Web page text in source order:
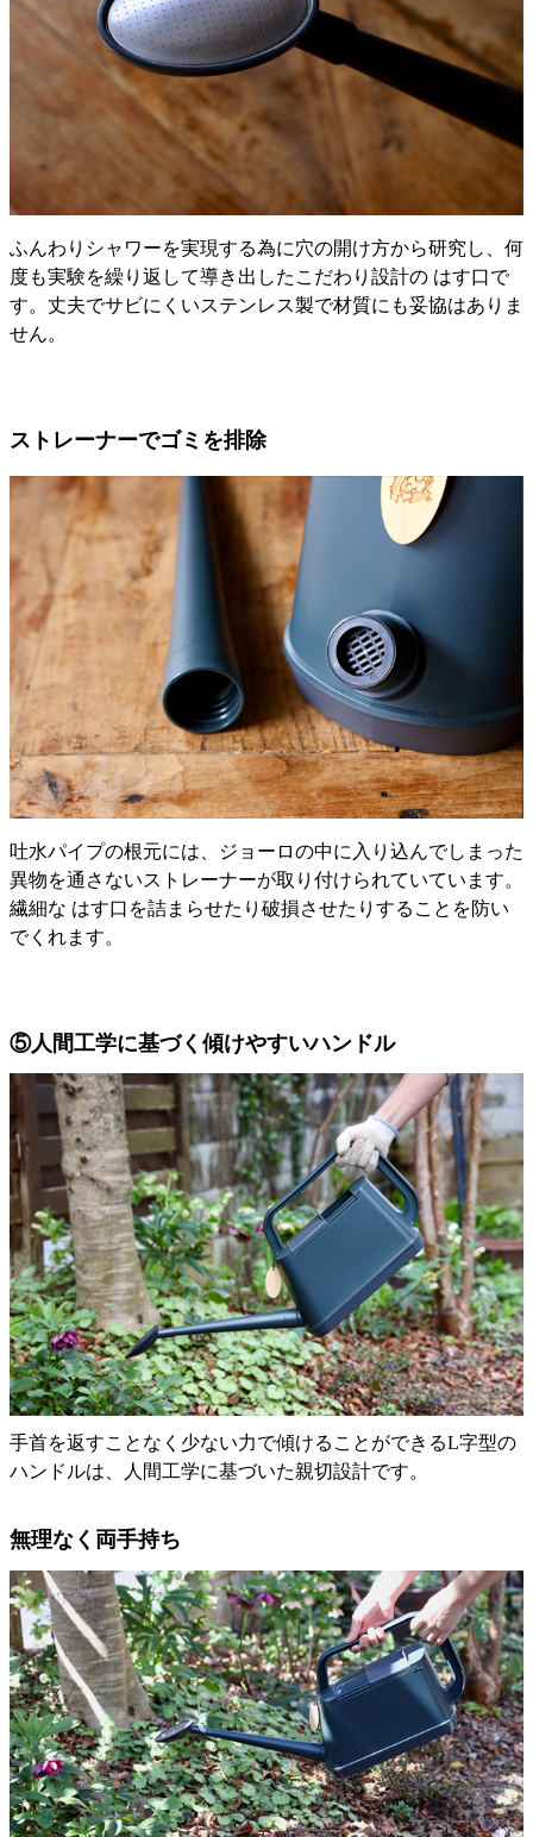
ふんわりシャワーを実現する為に穴の開け方から研究し、何
度も実験を繰り返して導き出したこだわり設計の はす口で
す。丈夫でサビにくいステンレス製で材質にも妥協はありま
せん。
ストレーナーでゴミを排除
吐水パイプの根元には、ジョーロの中に入り込んでしまった
異物を通さないストレーナーが取り付けられていています。
繊細な はす口を詰まらせたり破損させたりすることを防い
でくれます。
⑤人間工学に基づく傾けやすいハンドル
手首を返すことなく少ない力で傾けることができるL字型の
ハンドルは、人間工学に基づいた親切設計です。
無理なく両手持ち